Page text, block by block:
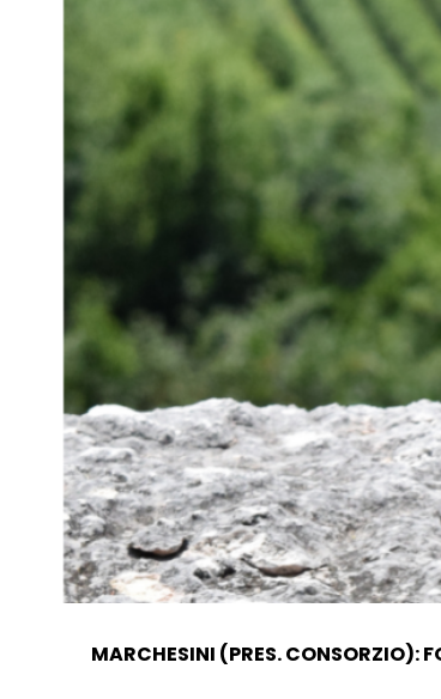
MARCHESINI (PRES. CONSORZIO):